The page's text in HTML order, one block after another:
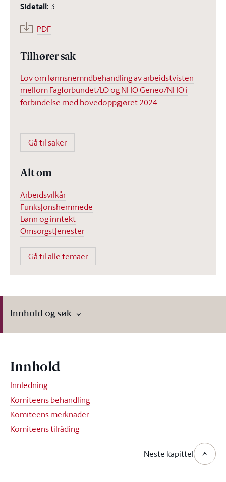
Sidetall: 3
PDF
Tilhører sak
Lov om lønnsnemndbehandling av arbeidstvisten
mellom Fagforbundet/LO og NHO Geneo/NHO i
forbindelse med hovedoppgjøret 2024
Gå til saker
Alt om
Arbeidsvilkår
Funksjonshemmede
Lønn og inntekt
Omsorgstjenester
Gå til alle temaer
Innhold og søk
Innhold
Innledning
Komiteens behandling
Komiteens merknader
Komiteens tilråding
Neste kapittel